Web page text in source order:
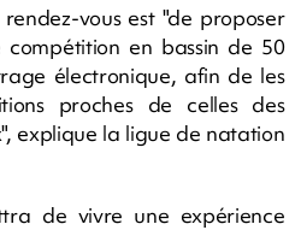
vous est "de proposer
compétition en bassin de 50
électronique, afin de les
proches de celles des
explique la ligue de natation
de vivre une expérience